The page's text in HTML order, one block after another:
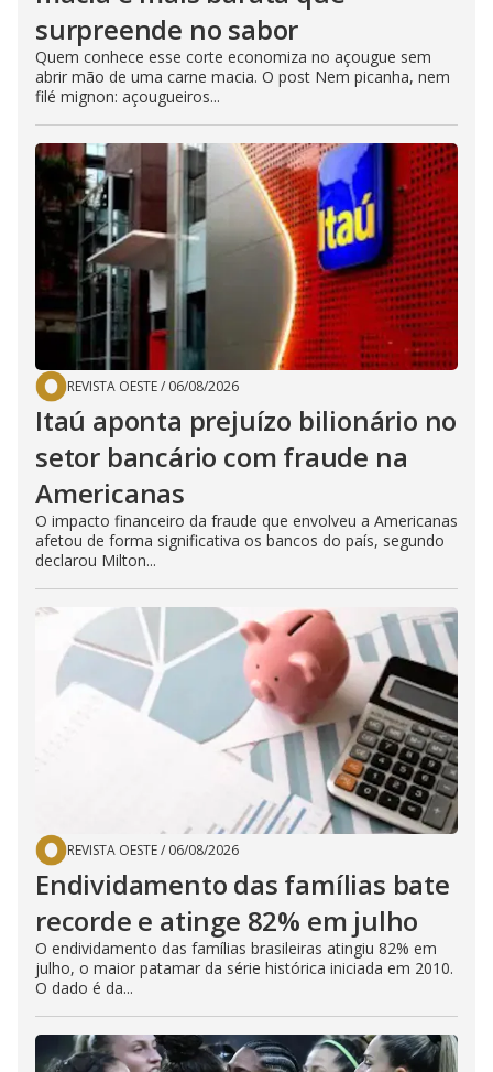
surpreende no sabor
Quem conhece esse corte economiza no açougue sem
abrir mão de uma carne macia. O post Nem picanha, nem
filé mignon: açougueiros...
REVISTA OESTE/ 06/08/2026
Itaú aponta prejuízo bilionário no
setor bancário com fraude na
Americanas
O impacto financeiro da fraude que envolveu a Americanas
afetou de forma significativa os bancos do país, segundo
declarou Milton...
REVISTA OESTE/ 06/08/2026
Endividamento das famílias bate
recorde e atinge 82% em julho
O endividamento das famílias brasileiras atingiu 82% em
julho, o maior patamar da série histórica iniciada em 2010.
O dado é da...